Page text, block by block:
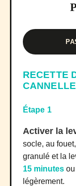
RECETTE
Étape 1
Activer la
socle, au
granulé et la
15 minutes
légèrement.